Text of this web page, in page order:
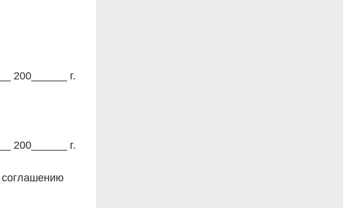
200______ г.
200______ г.
соглашению